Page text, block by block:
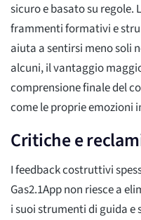
sicuro e basato su
frammenti formativi e
aiuta a sentirsi meno soli
alcuni, il vantaggio
comprensione finale del
come le proprie emozioni
Critiche e
I feedback costruttivi
Gas2.1App non riesce a
i suoi strumenti di guida